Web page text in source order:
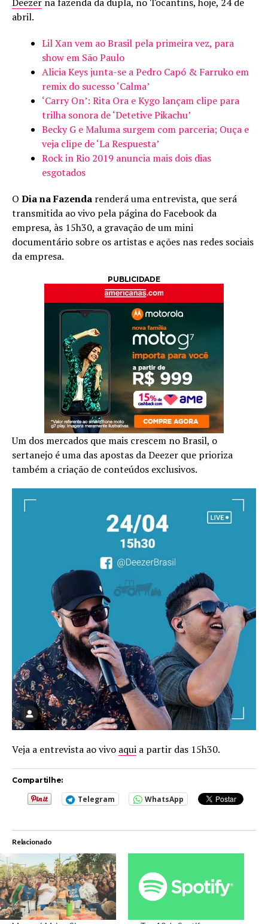
abril.
Lil Xan vem ao Brasil pela primeira vez, para
show em São Paulo
Alicia Keys junta-se a Pedro Capó & Farruko em
remix do sucesso ‘Calma’
‘Carry On’: Rita Ora e Kygo lançam clipe para
trilha sonora de ‘Detetive Pikachu’
Becky G e Maluma surgem com parceria; Ouça e
veja clipe de ‘La Respuesta’
Rock in Rio 2019 anuncia mais dois dias
esgotados
O Dia na Fazenda renderá uma entrevista, que será
transmitida ao vivo pela página do Facebook da
empresa, às 15h30, a gravação de um mini
documentário sobre os artistas e ações nas redes sociais
da empresa.
PUBLICIDADE
Um dos mercados que mais crescem no Brasil, o
sertanejo é uma das apostas da Deezer que prioriza
também a criação de conteúdos exclusivos.
Veja a entrevista ao vivo aqui a partir das 15h30.
Compartilhe:
Telegram WhatsApp
Relacionado